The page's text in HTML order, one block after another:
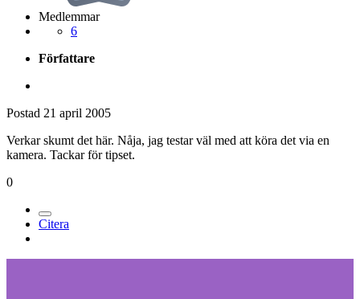
Medlemmar
6
Författare
Postad 21 april 2005
Verkar skumt det här. Nåja, jag testar väl med att köra det via en
kamera. Tackar för tipset.
0
Citera